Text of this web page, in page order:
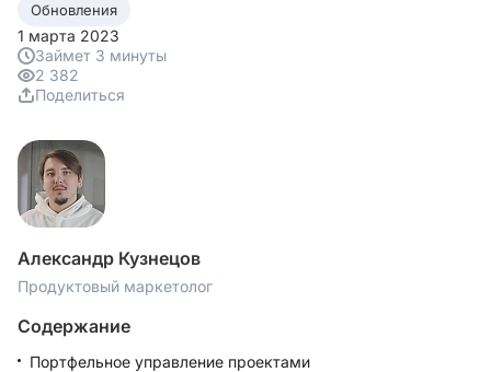
Обновления
1 марта 2023
Займет 3 минуты
2 382
Поделиться
Александр Кузнецов
Продуктовый маркетолог
Содержание
Портфельное управление проектами